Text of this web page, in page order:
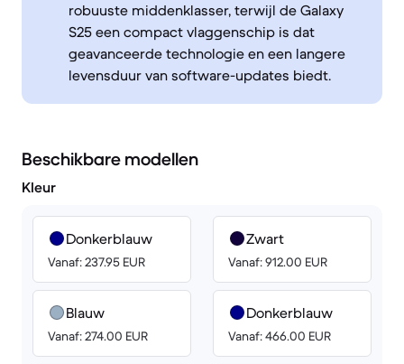
robuuste middenklasser, terwijl de Galaxy
S25 een compact vlaggenschip is dat
geavanceerde technologie en een langere
levensduur van software-updates biedt.
Beschikbare modellen
Kleur
Donkerblauw
Vanaf: 237.95 EUR
Blauw
Vanaf: 274.00 EUR
Zwart
Vanaf: 912.00 EUR
Donkerblauw
Vanaf: 466.00 EUR